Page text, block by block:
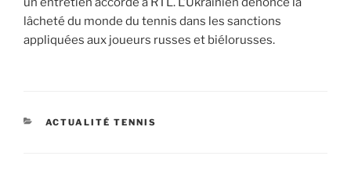
lâcheté du monde du tennis dans les sanctions
appliquées aux joueurs russes et biélorusses.
CATEGORIES
ACTUALITÉ TENNIS